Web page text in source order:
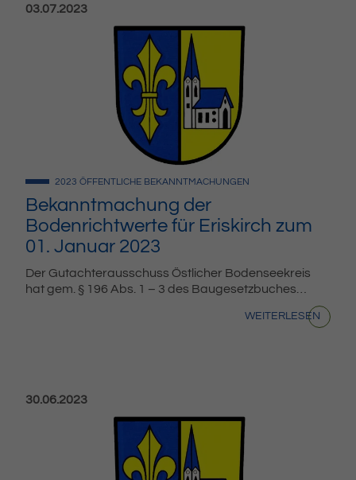
Veröffentlicht am:
03.07.2023
Bekanntmachung der
Bodenrichtwerte für Eriskirch zum
01. Januar 2023
2023 ÖFFENTLICHE BEKANNTMACHUNGEN
Der Gutachterausschuss Östlicher Bodenseekreis
hat gem. § 196 Abs. 1 – 3 des Baugesetzbuches…
WEITERLESEN
Veröffentlicht am:
30.06.2023